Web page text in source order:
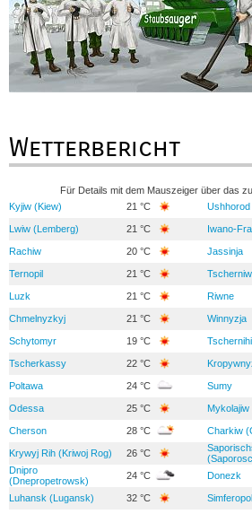
Wetterbericht
Für Details mit dem Mauszeiger über das
Kyjiw (Kiew)
21 °C Ushhorod
Lwiw (Lemberg) 21 °C Iwano-
Rachiw 20 °C Jassinja
Ternopil 21 °C
Luzk 21 °C Riwne
Chmelnyzkyj 21 °C Winnyzja
Schytomyr 19 °C
Tscherkassy 22 °C
Poltawa 24 °C Sumy
Odessa 25 °C Mykolajiw
Cherson 28 °C Charkiw
Krywyj Rih (Kriwoj Rog) 26 °C
Dnipro
(Dnepropetrowsk)
24 °C Donezk
Luhansk (Lugansk) 32 °C Simferopol